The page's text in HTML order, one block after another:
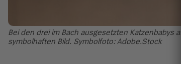
Bei den drei im Bach ausgesetzten Katzenbabys aus
symbolhaften Bild. Symbolfoto: Adobe.Stock